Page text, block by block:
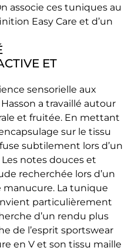
associe ces tuniques au
Easy Care et d’un
ET
sensorielle aux
a travaillé autour
et fruitée. En mettant
sur le tissu
subtilement lors d’un
notes douces et
recherchée lors d’un
manucure. La tunique
particulièrement
d’un rendu plus
de l’esprit sportswear
en V et son tissu maille